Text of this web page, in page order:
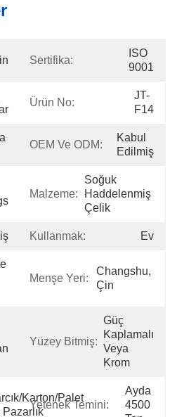
Sertifika:
ISO
9001
Ürün No:
JT-
F14
OEM Ve ODM:
Kabul
Edilmiş
Malzeme:
Soğuk
Haddelenmiş
Çelik
Kullanmak: Ev
Menşe Yeri:
Changshu,
Çin
Yüzey Bitmiş:
Güç
Kaplamalı
Veya
Krom
karton/palet
Yetenek Temini:
Ayda
4500